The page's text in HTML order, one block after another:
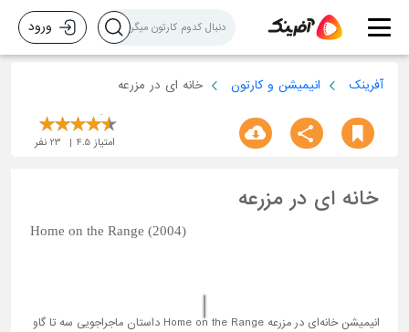
ورود
آفرینک انیمیشن و کارتون خانه ای در مزرعه
امتیاز 4.5
23 نفر
خانه ای در مزرعه
Home on the Range (2004)
انیمیشن خانه‌ای در مزرعه Home on the Range داستان ماجراجویی سه تا گاو